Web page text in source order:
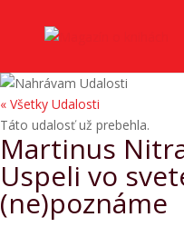
« Všetky Udalosti
Táto udalosť už prebehla.
Martinus
Uspeli vo
(ne)poznáme